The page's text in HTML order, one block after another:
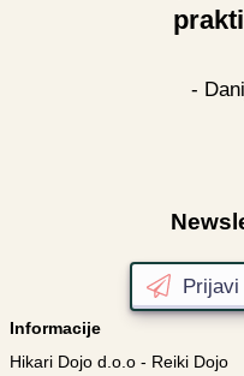
-
Prijavi
Informacije
Hikari Dojo d.o.o - Reiki Dojo